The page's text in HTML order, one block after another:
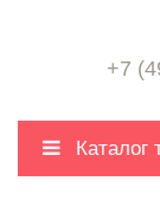
+7
Каталог